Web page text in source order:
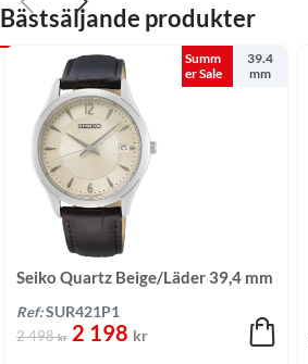
Bästsäljande produkter
Summ
er Sale
39.4
mm
Seiko Quartz Beige/Läder 39,4 mm
Ref:SUR421P1
2 498kr 2 198 kr